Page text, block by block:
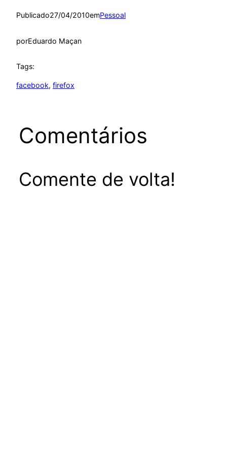
Publicado27/04/2010emPessoal
porEduardo Maçan
Tags:
facebook, firefox
Comentários
Comente de volta!